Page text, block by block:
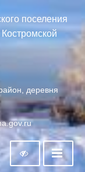
поселения
деревня